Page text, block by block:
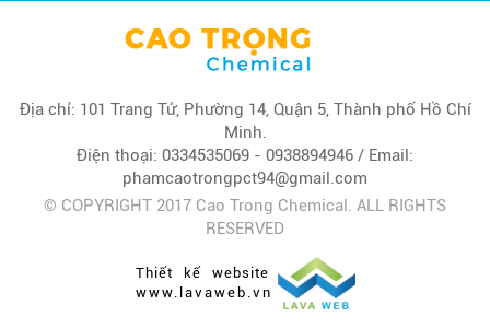
Địa chỉ: 101 Trang Tử, Phường 14, Quận 5, Thành phố Hồ Chí
Minh.
Điện thoại: 0334535069 - 0938894946 / Email:
phamcaotrongpct94@gmail.com
© COPYRIGHT 2017 Cao Trong Chemical. ALL RIGHTS
RESERVED
Thiết kế website
www.lavaweb.vn